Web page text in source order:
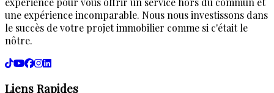
une expérience incomparable. Nous nous investissons dans
le succès de votre projet immobilier comme si c'était le
nôtre.
Liens Rapides